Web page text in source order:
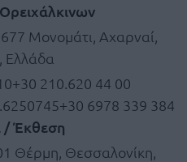
Μονομάτι, Αχαρναί,
Ελλάδα
+30 210.620 44 00
+30 6978 339 384
/ Έκθεση
Θέρμη, Θεσσαλονίκη,